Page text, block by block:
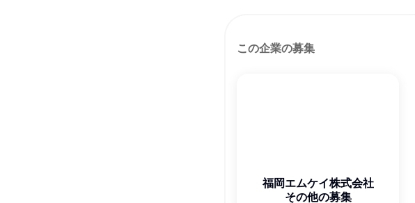
この企業の募集
福岡エムケイ株式会社
その他の募集